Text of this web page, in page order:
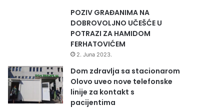
POZIV GRAĐANIMA NA
DOBROVOLJNO UČEŠĆE U
POTRAZI ZA HAMIDOM
FERHATOVIĆEM
2. Juna 2023.
Dom zdravlja sa stacionarom
Olovo uveo nove telefonske
linije za kontakt s
pacijentima